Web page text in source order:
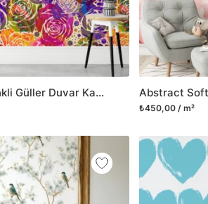
Abstract Renkli Güller Duvar Kağıdı, Canlı Gül Kolajı 3D Duvar Posteri
₺450,00 / m²